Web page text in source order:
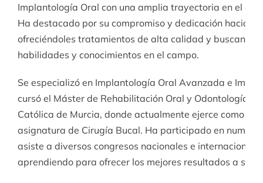
Implantología Oral con una amplia trayectoria en el
Ha destacado por su compromiso y dedicación hacia
ofreciéndoles tratamientos de alta calidad y buscando
habilidades y conocimientos en el campo.
Se especializó en Implantología Oral Avanzada e
cursó el Máster de Rehabilitación Oral y Odontología
Católica de Murcia, donde actualmente ejerce como
asignatura de Cirugía Bucal. Ha participado en
asiste a diversos congresos nacionales e
aprendiendo para ofrecer los mejores resultados a sus